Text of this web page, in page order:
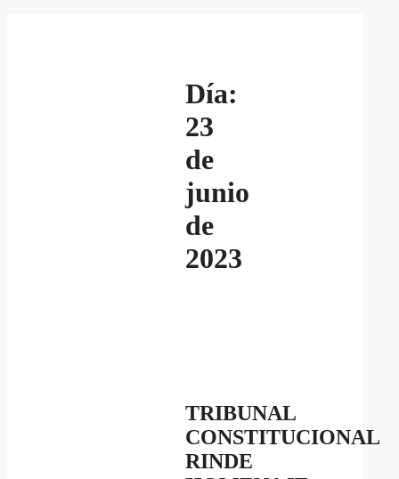
Día:
23
de
junio
de
2023
TRIBUNAL
CONSTITUCIONAL
RINDE